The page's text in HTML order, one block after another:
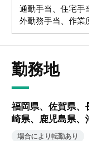
通勤手当、住宅手
外勤務手当、作業
勤務地
福岡県、佐賀県、
崎県、鹿児島県、
場合により転勤あり